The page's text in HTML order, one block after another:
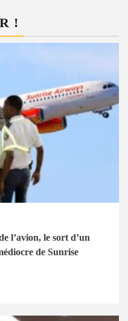
!
l’avion, le sort d’un
de Sunrise